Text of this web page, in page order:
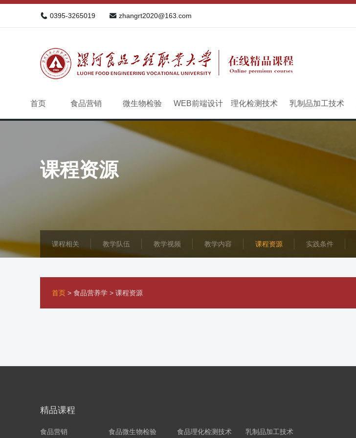
0395-3265019 zhangrt2020@163.com
首页 食品营销 微生物检验 WEB前端设计 理化检测技术 乳制品加工技术
课程资源
课程相关 教学队伍 教学视频 教学内容 课程资源 实践条件
首页 > 食品营养学 > 课程资源
精品课程
食品营销 食品微生物检验 食品理化检测技术 乳制品加工技术